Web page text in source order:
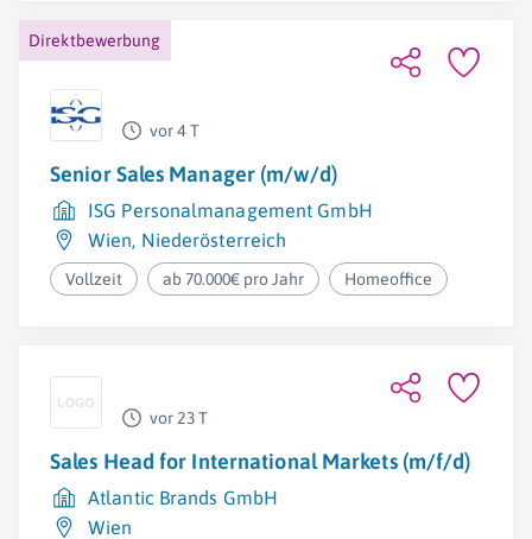
Direktbewerbung
vor 4 T
Senior Sales Manager (m/w/d)
ISG Personalmanagement GmbH
Wien, Niederösterreich
Vollzeit ab 70.000€ pro Jahr Homeoffice
vor 23 T
Sales Head for International Markets (m/f/d)
Atlantic Brands GmbH
Wien